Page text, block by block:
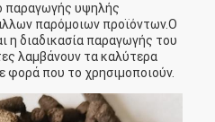
παραγωγής υψηλής
παρόμοιων προϊόντων.Ο
η διαδικασία παραγωγής του
λαμβάνουν τα καλύτερα
φορά που το χρησιμοποιούν.